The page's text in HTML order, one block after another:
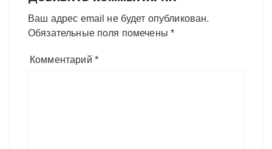
Ваш адрес email не будет опубликован.
Обязательные поля помечены*
Комментарий *